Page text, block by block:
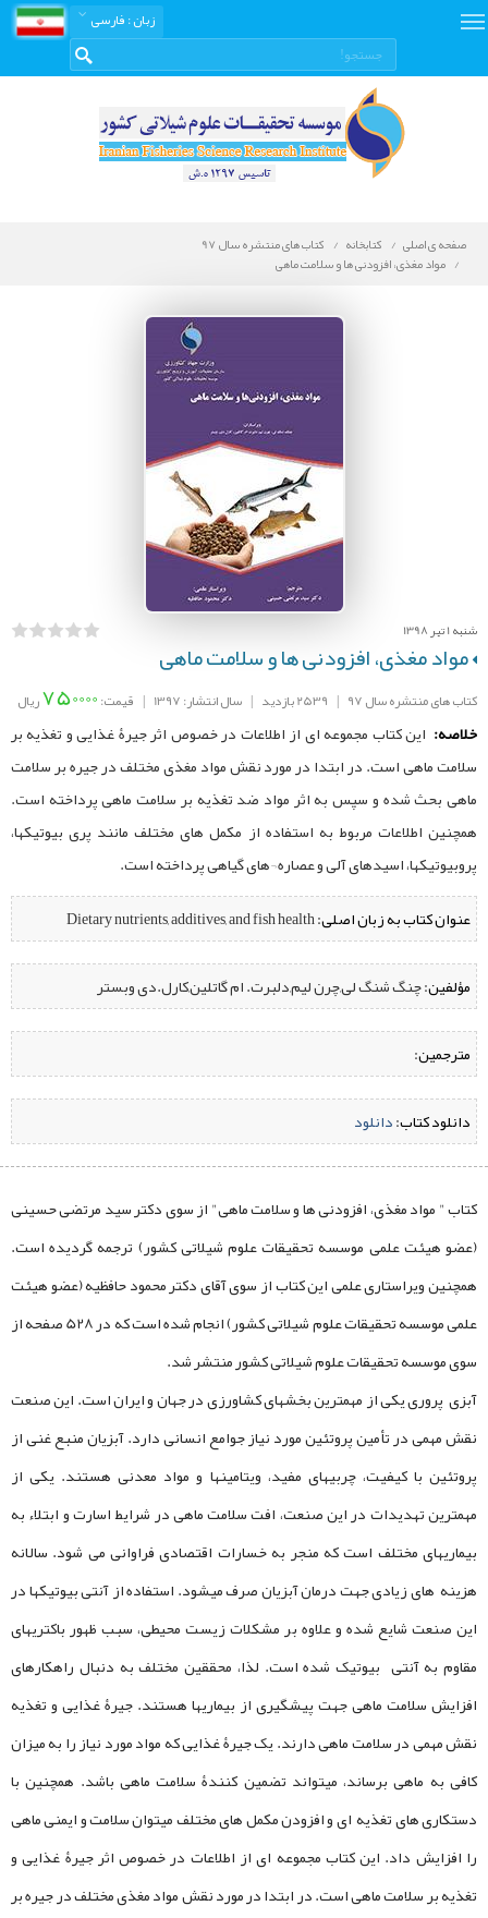
زبان: فارسی
صفحه ی اصلی کتابخانه
کتاب های منتشره سال 97
مواد مغذی، افزودنی ها و سلامت ماهی
شنبه 1 تیر 1398
مواد مغذی، افزودنی ها و سلامت ماهی
کتاب های منتشره سال 97 | 2539 بازدید | سال انتشار: 1397 | قیمت:750000ریال
خلاصه: این کتاب مجموعه ای از اطلاعات در خصوص اثر جیرۀ غذایی و تغذیه بر
سلامت ماهی است. در ابتدا در مورد نقش مواد مغذی مختلف در جیره بر سلامت
ماهی بحث شده و سپس به اثر مواد ضد تغذیه بر سلامت ماهی پرداخته است.
همچنین اطلاعات مربوط به استفاده از مکمل های مختلف مانند پری بیوتیکها،
پروبیوتیکها، اسیدهای آلی و عصاره ¬های گیاهی پرداخته است.
عنوان کتاب به زبان اصلی:
مؤلفین:‌ چنگ شنگ لی,چرن لیم,دلبرت. ام گاتلین,کارل.دی وبستر
مترجمین:
دانلود کتاب:دانلود
کتاب " مواد مغذی، افزودنی ها و سلامت ماهی" از سوی دکتر سید مرتضی حسینی
(عضو هیئت علمی موسسه تحقیقات علوم شیلاتی کشور) ترجمه گردیده است.
همچنین ویراستاری علمی این کتاب از سوی آقای دکتر محمود حافظیه (عضو هیئت
علمی موسسه تحقیقات علوم شیلاتی کشور) انجام شده است که در 528 صفحه از
سوی موسسه تحقیقات علوم شیلاتی کشور منتشر شد.
آبزی پروری یکی از مهمترین بخشهای کشاورزی در جهان و ایران است. این صنعت
نقش مهمی در تأمین پروتئین مورد نیاز جوامع انسانی دارد. آبزیان منبع غنی از
پروتئین با کیفیت، چربیهای مفید، ویتامینها و مواد معدنی هستند. یکی از
مهمترین تهدیدات در این صنعت، افت سلامت ماهی در شرایط اسارت و ابتلاء به
بیماریهای مختلف است که منجر به خسارات اقتصادی فراوانی می شود. سالانه
هزینه های زیادی جهت درمان آبزیان صرف میشود. استفاده از آنتی ‌بیوتیکها در
این صنعت شایع شده و علاوه بر مشکلات زیست محیطی، سبب ظهور باکتریهای
مقاوم به آنتی بیوتیک شده است. لذا، محققین مختلف به دنبال راهکارهای
افزایش سلامت ماهی جهت پیشگیری از بیماریها هستند. جیرۀ غذایی و تغذیه
نقش مهمی در سلامت ماهی دارند. یک جیرۀ غذایی که مواد مورد نیاز را به میزان
کافی به ماهی برساند، میتواند تضمین کنندۀ سلامت ماهی باشد. همچنین با
دستکاری های تغذیه ای و افزودن مکمل های مختلف میتوان سلامت و ایمنی ماهی
را افزایش داد. این کتاب مجموعه ای از اطلاعات در خصوص اثر جیرۀ غذایی و
تغذیه بر سلامت ماهی است. در ابتدا در مورد نقش مواد مغذی مختلف در جیره بر